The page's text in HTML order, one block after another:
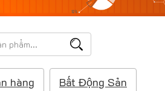
n
hàng Bất Động Sản